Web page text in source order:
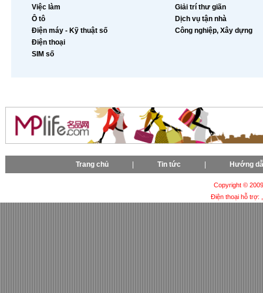
Việc làm
Ô tô
Điện máy - Kỹ thuật số
Điện thoại
SIM số
Giải trí thư giãn
Dịch vụ tận nhà
Công nghiệp, Xây dựng
Trang chủ Tin tức Hướng
Copyright ©
Điện thoại hỗ trợ: